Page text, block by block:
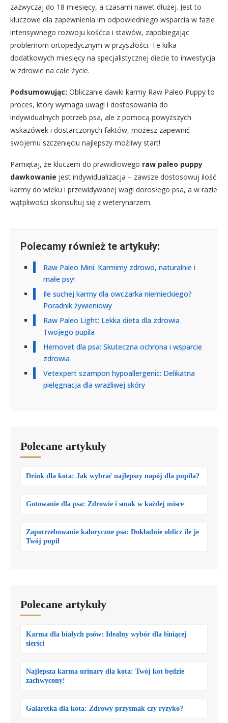
zazwyczaj do 18 miesięcy, a czasami nawet dłużej. Jest to
kluczowe dla zapewnienia im odpowiedniego wsparcia w fazie
intensywnego rozwoju kośćca i stawów, zapobiegając
problemom ortopedycznym w przyszłości. Te kilka
dodatkowych miesięcy na specjalistycznej diecie to inwestycja
w zdrowie na całe życie.
Podsumowując: Obliczanie dawki karmy Raw Paleo Puppy to
proces, który wymaga uwagi i dostosowania do
indywidualnych potrzeb psa, ale z pomocą powyższych
wskazówek i dostarczonych faktów, możesz zapewnić
swojemu szczenięciu najlepszy możliwy start!
Pamiętaj, że kluczem do prawidłowego raw paleo puppy
dawkowanie jest indywidualizacja – zawsze dostosowuj ilość
karmy do wieku i przewidywanej wagi dorosłego psa, a w razie
wątpliwości skonsultuj się z weterynarzem.
Polecamy również te artykuły:
Raw Paleo Mini: Karmimy zdrowo, naturalnie i
małe psy!
Ile suchej karmy dla owczarka niemieckiego?
Poradnik żywieniowy
Raw Paleo Light: Lekka dieta dla zdrowia
Twojego pupila
Hemovet dla psa: Skuteczna ochrona i wsparcie
zdrowia
Vetexpert szampon hypoallergenic: Delikatna
pielęgnacja dla wrażliwej skóry
Polecane artykuły
Drink dla kota: Jak wybrać najlepszy napój dla pupila?
Gotowanie dla psa: Zdrowie i smak w każdej misce
Zapotrzebowanie kaloryczne psa: Dokładnie oblicz ile je
Twój pupil
Polecane artykuły
Karma dla białych psów: Idealny wybór dla lśniącej
sierści
Najlepsza karma urinary dla kota: Twój kot będzie
zachwycony!
Galaretka dla kota: Zdrowy przysmak czy ryzyko?